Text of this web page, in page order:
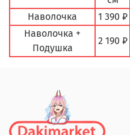
Наволочка
1 390 ₽
Наволочка +
Подушка
2 190 ₽